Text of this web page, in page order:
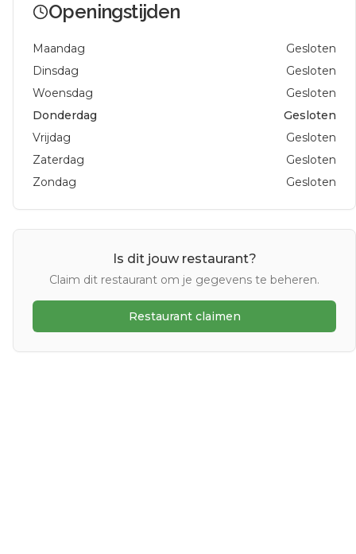
Openingstijden
Maandag
Gesloten
Dinsdag
Gesloten
Woensdag
Gesloten
Donderdag
Gesloten
Vrijdag
Gesloten
Zaterdag
Gesloten
Zondag
Gesloten
Is dit jouw restaurant?
Claim dit restaurant om je gegevens te beheren.
Restaurant claimen